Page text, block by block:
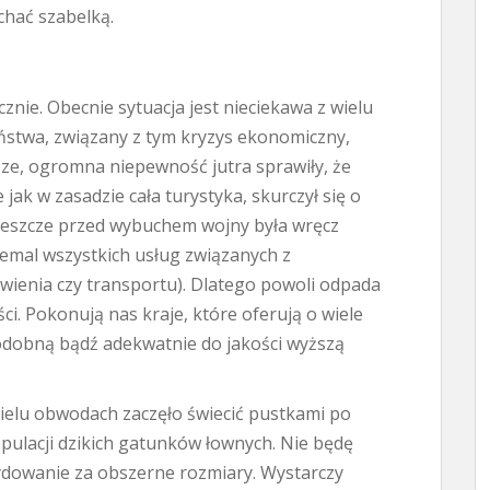
szabelką.
Obecnie sytuacja jest nieciekawa z wielu
związany z tym kryzys ekonomiczny,
ogromna niepewność jutra sprawiły, że
w zasadzie cała turystyka, skurczył się o
przed wybuchem wojny była wręcz
wszystkich usług związanych z
czy transportu). Dlatego powoli odpada
Pokonują nas kraje, które oferują o wiele
bądź adekwatnie do jakości wyższą
obwodach zaczęło świecić pustkami po
dzikich gatunków łownych. Nie będę
za obszerne rozmiary. Wystarczy